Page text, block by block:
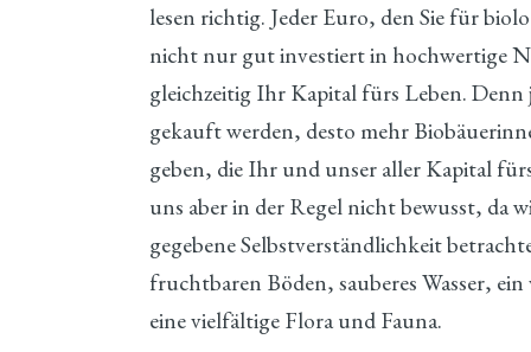
lesen richtig. Jeder Euro, den Sie für
nicht nur gut investiert in hochwertige
gleichzeitig Ihr Kapital fürs Leben.
gekauft werden, desto mehr
geben, die Ihr und unser aller Kapital
uns aber in der Regel nicht bewusst, da
gegebene Selbstverständlichkeit
fruchtbaren Böden, sauberes Wasser,
eine vielfältige Flora und Fauna.